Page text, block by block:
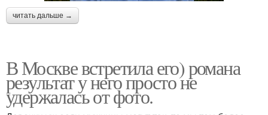
читать дальше →
В Москве встретила его) романа
результат у него просто не
удержалась от фото.